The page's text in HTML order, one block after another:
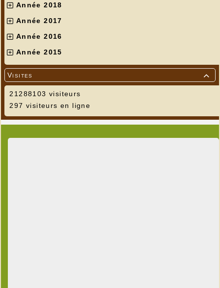
Année 2018
Année 2017
Année 2016
Année 2015

Visites
21288103 visiteurs
297 visiteurs en ligne